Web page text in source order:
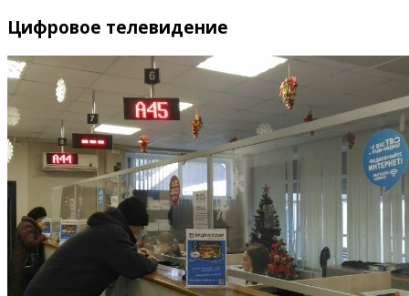
Цифровое телевидение